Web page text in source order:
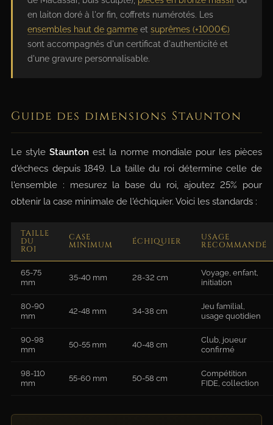
en laiton doré à l'or fin, coffrets numérotés. Les
ensembles haut de gamme et suprêmes (+1000€)
sont accompagnés d'un certificat d'authenticité et
d'une gravure personnalisable.
Guide des dimensions Staunton
Le styleStaunton est la norme mondiale pour les pièces
d'échecs depuis 1849. La taille du roi détermine celle de
l'ensemble : mesurez la base du roi, ajoutez 25% pour
obtenir la case minimale de l'échiquier. Voici les standards :
TAILLE
DU
ROI
CASE
MINIMUM ÉCHIQUIER USAGE
RECOMMANDÉ
65-75
mm
35-40 mm 28-32 cm
Voyage, enfant,
initiation
80-90
mm
42-48 mm 34-38 cm
Jeu familial,
usage quotidien
90-98
mm
50-55 mm 40-48 cm
Club, joueur
confirmé
98-110
mm
55-60 mm 50-58 cm
Compétition
FIDE, collection